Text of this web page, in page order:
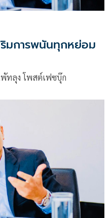
มการพนันทุกหย่อม
ทลุง โพสต์เฟซบุ๊ก